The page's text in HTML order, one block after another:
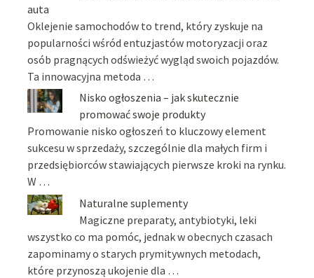
auta
Oklejenie samochodów to trend, który zyskuje na
popularności wśród entuzjastów motoryzacji oraz
osób pragnących odświeżyć wygląd swoich pojazdów.
Ta innowacyjna metoda …
Nisko ogłoszenia – jak skutecznie
promować swoje produkty
Promowanie nisko ogłoszeń to kluczowy element
sukcesu w sprzedaży, szczególnie dla małych firm i
przedsiębiorców stawiających pierwsze kroki na rynku.
W …
Naturalne suplementy
Magiczne preparaty, antybiotyki, leki
wszystko co ma pomóc, jednak w obecnych czasach
zapominamy o starych prymitywnych metodach,
które przynoszą ukojenie dla …